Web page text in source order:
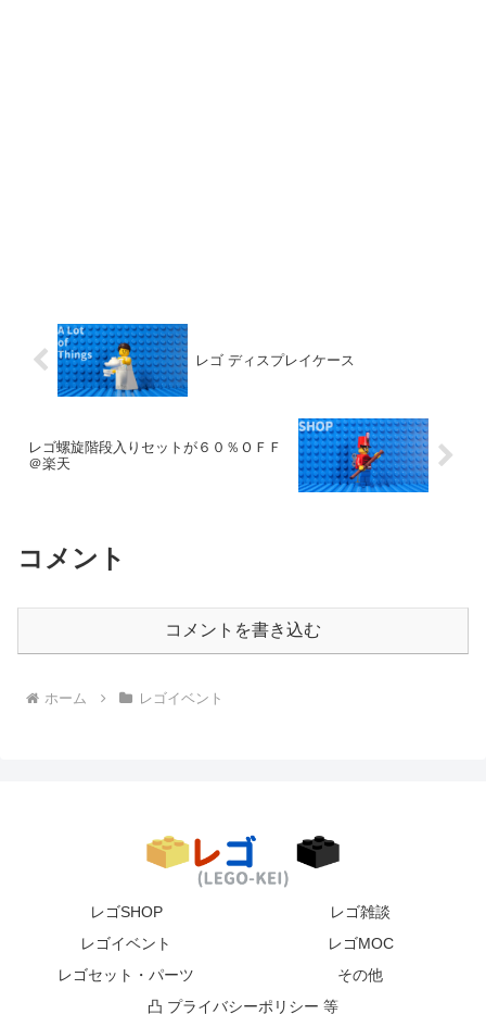
レゴ ディスプレイケース
レゴ螺旋階段入りセットが６０％ＯＦＦ
＠楽天
コメント
コメントを書き込む
ホーム レゴイベント
レゴSHOP
レゴ雑談
レゴイベント
レゴMOC
レゴセット・パーツ
その他
凸 プライバシーポリシー 等